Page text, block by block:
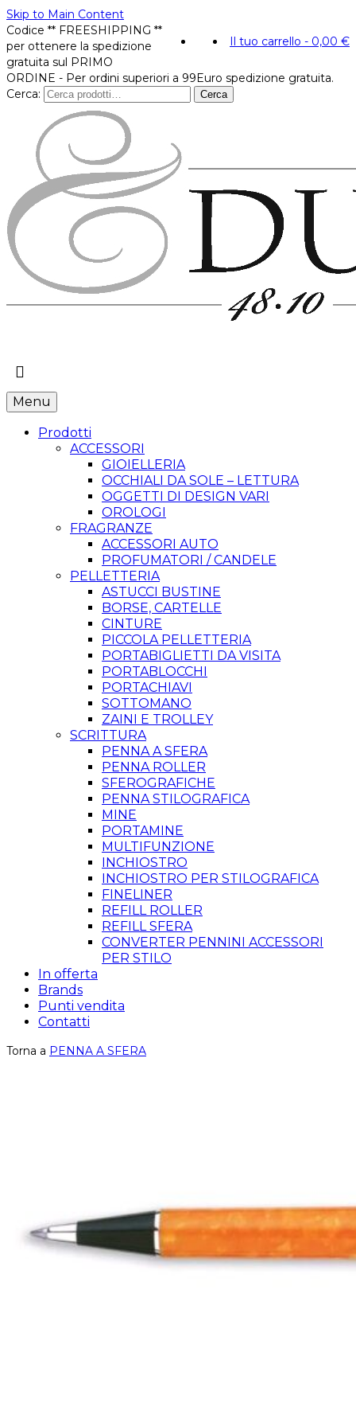
Skip to Main Content
Il tuo carrello - 0,00 €
Codice ** FREESHIPPING **
per ottenere la spedizione
gratuita sul PRIMO
ORDINE - Per ordini superiori a 99Euro spedizione gratuita.
Cerca:
Cerca
Menu
Prodotti
ACCESSORI
GIOIELLERIA
OCCHIALI DA SOLE – LETTURA
OGGETTI DI DESIGN VARI
OROLOGI
FRAGRANZE
ACCESSORI AUTO
PROFUMATORI / CANDELE
PELLETTERIA
ASTUCCI BUSTINE
BORSE, CARTELLE
CINTURE
PICCOLA PELLETTERIA
PORTABIGLIETTI DA VISITA
PORTABLOCCHI
PORTACHIAVI
SOTTOMANO
ZAINI E TROLLEY
SCRITTURA
PENNA A SFERA
PENNA ROLLER
SFEROGRAFICHE
PENNA STILOGRAFICA
MINE
PORTAMINE
MULTIFUNZIONE
INCHIOSTRO
INCHIOSTRO PER STILOGRAFICA
FINELINER
REFILL ROLLER
REFILL SFERA
CONVERTER PENNINI ACCESSORI
PER STILO
In offerta
Brands
Punti vendita
Contatti
Torna a PENNA A SFERA